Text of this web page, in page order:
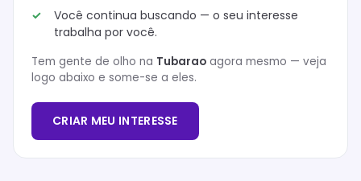
Você continua buscando — o seu interesse
trabalha por você.
Tem gente de olho na Tubarao agora mesmo — veja
logo abaixo e some-se a eles.
CRIAR MEU INTERESSE